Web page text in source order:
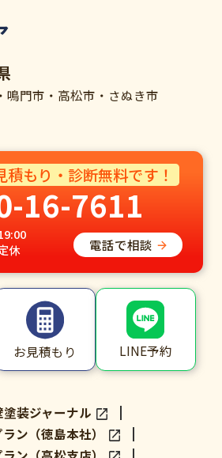
鳴門市・高松市・さぬき市
積もり・診断無料です！
16-7611
休 電話で相談
お見積もり LINE予約
塗装ジャーナル
ン（徳島本社）